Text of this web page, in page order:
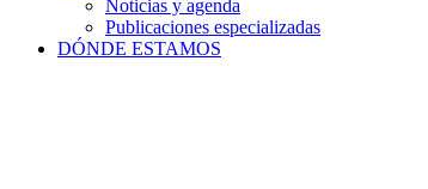
Noticias y agenda
Publicaciones especializadas
DÓNDE ESTAMOS